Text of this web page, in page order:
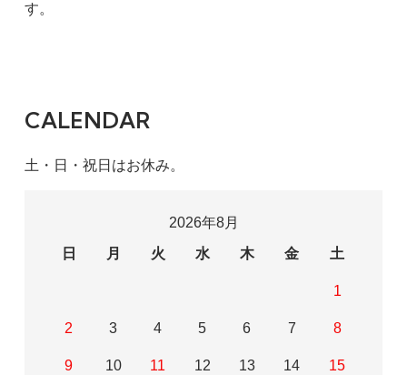
す。
CALENDAR
土・日・祝日はお休み。
2026年8月
日
月 火 水 木 金 土
1
2 3 4 5 6 7 8
9 10 11 12 13 14 15